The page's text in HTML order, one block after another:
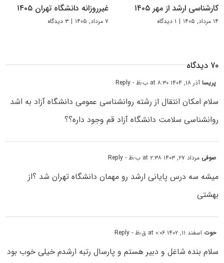
کارشناسی ارشد از مهر ۱۴۰۵
۱۴ مرداد, ۱۴۰۵ | ۱ دیدگاه
غیرروزانه دانشگاه تهران ۱۴۰۵
۷ مرداد, ۱۴۰۵ | ۳ دیدگاه
۷۰ دیدگاه
پریساآذر ۱۸, ۱۴۰۴ at ۸:۳۰ ب٫ظ - Reply
سلام امکان انتقال از رشته روانشناسی عمومی دانشگاه آزاد به اشد
روانشناسی سلامت دانشگاه آزاد قم وجود داره؟؟
صوفی مرداد ۲۷, ۱۴۰۳ at ۲:۳۸ ب٫ظ - Reply
میشه سه درس پایانی ارشد رو مهمان دانشگاه تهران شد ؟از
بهشتی
حوت اسفند ۱۱, ۱۴۰۲ at ۰:۰۶ ق٫ظ - Reply
سلام بنده شاغل و دبیر هستم و پارسال رتبه ارشدم خیلی خوب بود